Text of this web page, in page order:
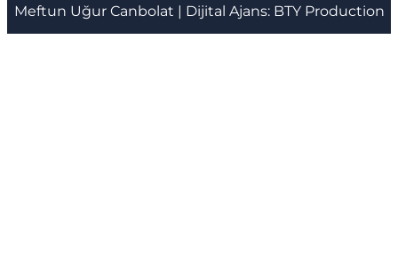
Meftun Uğur Canbolat | Dijital Ajans: BTY Production